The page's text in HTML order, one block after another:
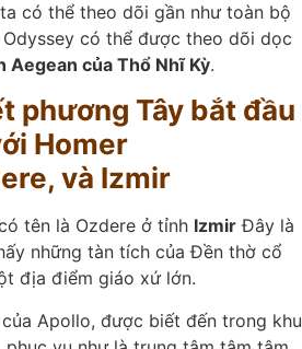
có thể theo dõi gần như toàn bộ
có thể được theo dõi dọc
Aegean của Thổ Nhĩ Kỳ.
phương Tây bắt đầu
Homer
và Izmir
tên là Ozdere ở tỉnh Izmir Đây là
những tàn tích của Đền thờ cổ
địa điểm giáo xứ lớn.
Apollo, được biết đến trong khu